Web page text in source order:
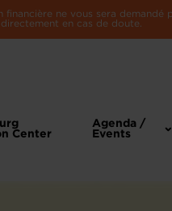
ne vous sera
en cas de doute.
Center
Agenda /
Events